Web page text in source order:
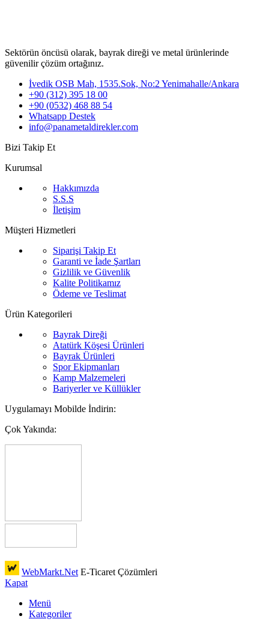
Sektörün öncüsü olarak, bayrak direği ve metal ürünlerinde
güvenilir çözüm ortağınız.
İvedik OSB Mah, 1535.Sok, No:2 Yenimahalle/Ankara
+90 (312) 395 18 00
+90 (0532) 468 88 54
Whatsapp Destek
info@panametaldirekler.com
Bizi Takip Et
Kurumsal
Hakkımızda
S.S.S
İletişim
Müşteri Hizmetleri
Siparişi Takip Et
Garanti ve İade Şartları
Gizlilik ve Güvenlik
Kalite Politikamız
Ödeme ve Teslimat
Ürün Kategorileri
Bayrak Direği
Atatürk Köşesi Ürünleri
Bayrak Ürünleri
Spor Ekipmanları
Kamp Malzemeleri
Bariyerler ve Küllükler
Uygulamayı Mobilde İndirin:
Çok Yakında:
WebMarkt.Net E-Ticaret Çözümleri
Kapat
Menü
Kategoriler